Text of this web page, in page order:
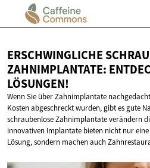
ERSCHWINGLICHE
ZAHNIMPLANTATE:
LÖSUNGEN!
Wenn Sie über Zahnimplantate
Kosten abgeschreckt wurden, gibt es gute
schraubenlose Zahnimplantate verändern
innovativen Implantate bieten nicht nur
Lösung, sondern machen auch